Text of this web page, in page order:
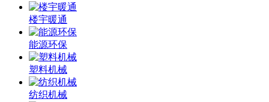
楼宇暖通
能源环保
塑料机械
纺织机械